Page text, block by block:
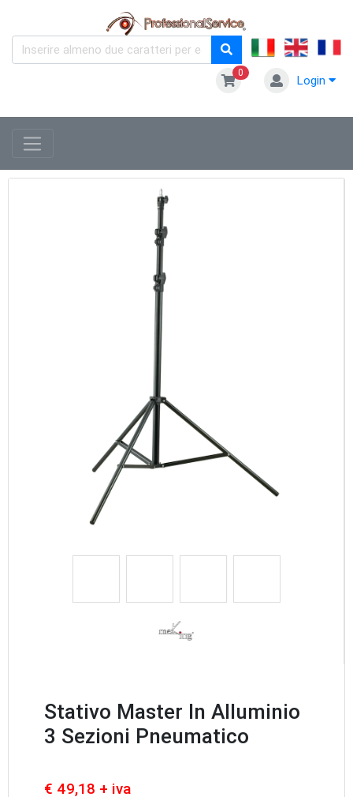
0
Login
Stativo Master In Alluminio
3 Sezioni Pneumatico
€ 49,18 + iva